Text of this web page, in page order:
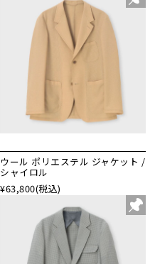
ウール ポリエステル ジャケット /
シャイロル
¥63,800(税込)